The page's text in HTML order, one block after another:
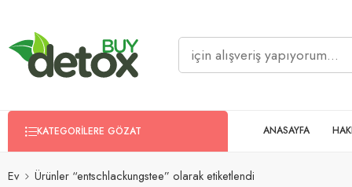
KATEGORILERE GÖZAT ANASAYFA
Ev Ürünler “entschlackungstee” olarak etiketlendi